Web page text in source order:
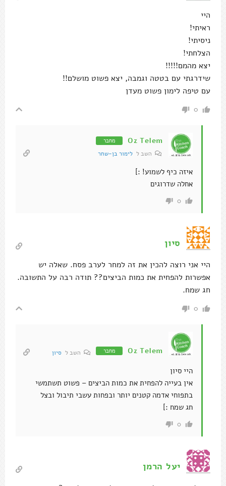
היי
ראיתי!
ניסיתי!
הצלחתי!
יצא מהמם!!!!!
שידרגתי עם בטטה וגמבה, יצא פשוט מושלם!!
עם טיפה לימון פשוט מעדן
0
Oz Telem מחבר
השב ל לימור בן-שחר
איזה כיף לשמוע! :]
אחלה שדרוגים
0
סיון
היי אני רוצה להכין את זה למחר לערב פסח. שאלה יש
אפשרות להפחית את כמות הביצים?? תודה רבה על התשובה.
חג שמח.
0
Oz Telem מחבר השב ל סיון
היי סיון
אין בעייה להפחית את כמות הביצים – פשוט תשתמשי
בתפוחי אדמה קטנים יותר ובפחות עשבי תיבול ובצל
חג שמח :]
0
יעל הרמן